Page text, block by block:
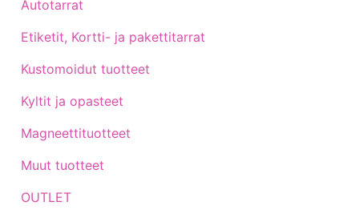
Autotarrat
Etiketit, Kortti- ja pakettitarrat
Kustomoidut tuotteet
Kyltit ja opasteet
Magneettituotteet
Muut tuotteet
OUTLET